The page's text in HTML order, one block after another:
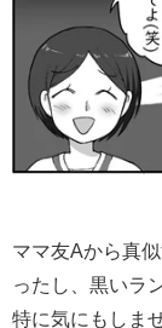
ママ友Aから真
ったし、黒いラ
特に気にもしま